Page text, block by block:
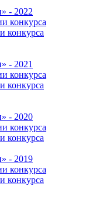
- 2022
конкурса
конкурса
- 2021
конкурса
конкурса
- 2020
конкурса
конкурса
- 2019
конкурса
конкурса